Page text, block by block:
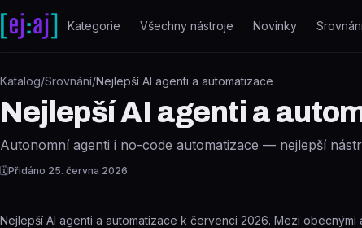
Přeskočit na obsah
Kategorie Všechny nástroje Novinky
Katalog/Srovnání/Nejlepší AI agenti a automatizace
Nejlepší AI agenti a
Autonomní agenti i no-code automatizace — nejlepší
🗓️Přidáno 25. června 2026
Nejlepší AI agenti a automatizace k červenci 2026. Mezi